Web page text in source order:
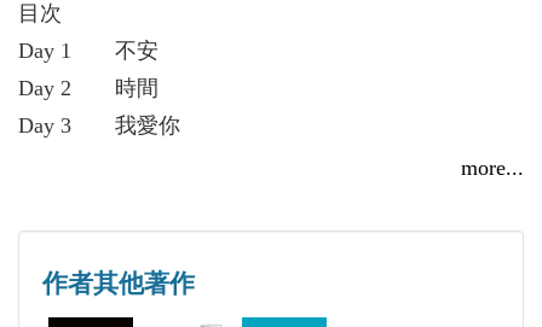
目次
Day 1 不安
Day 2 時間
Day 3 我愛你
Day 6 因為愛你
Day 7 孤單
Day 8 從來沒有停止想你
more...
作者其他著作